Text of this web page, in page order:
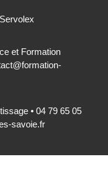
et Formation
• 04 79 65 05
savoie.fr